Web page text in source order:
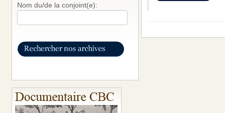
Nom du/de la conjoint(e):